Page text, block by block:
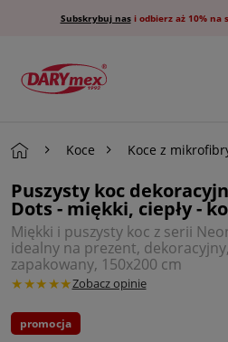
Subskrybuj nasi odbierz aż 10% na
Koce Koce z
Puszysty koc
Dots - miękki, ciepły -
Miękki i puszysty koc z serii
idealny na prezent,
zapakowany, 150x200 cm
★★★★★Zobacz opinie
promocja